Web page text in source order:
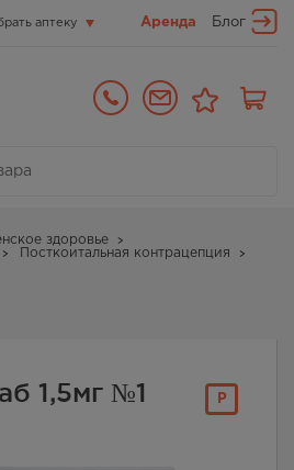
аптеку Аренда Блог
здоровье
Посткоитальная контрацепция
Р
1,5мг №1